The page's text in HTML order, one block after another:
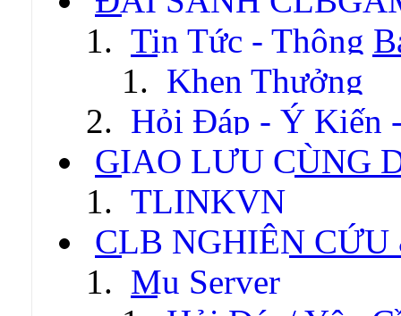
Tin Tức - Thông
Khen Thưởng
Hỏi Đáp - Ý Kiến
GIAO LƯU CÙNG
TLINKVN
CLB NGHIÊN
Mu Server